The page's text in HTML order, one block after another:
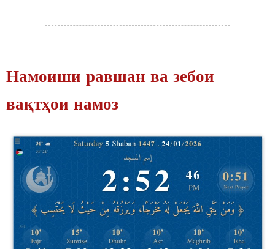
Намоиши равшан ва зебои
вақтҳои намоз